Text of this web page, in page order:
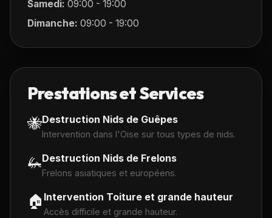
Samedi: 09:00 - 19:00
Dimanche: 09:00 - 19:00
Prestations et Services
🐝Destruction Nids de Guêpes
Intervention dans l'Oise sur tous types de nids.
🦗Destruction Nids de Frelons
Frelons asiatiques et européens.
🏠 Intervention Toiture et grande hauteur
Accès difficile et grande hauteur.